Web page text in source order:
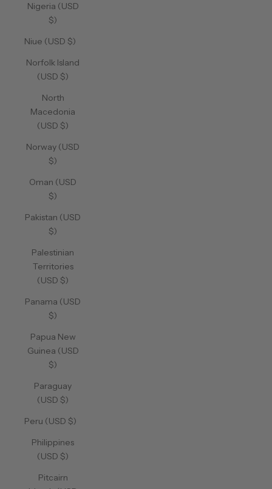
Nigeria (USD
$)
Niue (USD $)
Norfolk Island
(USD $)
North
Macedonia
(USD $)
Norway (USD
$)
Oman (USD
$)
Pakistan (USD
$)
Palestinian
Territories
(USD $)
Panama (USD
$)
Papua New
Guinea (USD
$)
Paraguay
(USD $)
Peru (USD $)
Philippines
(USD $)
Pitcairn